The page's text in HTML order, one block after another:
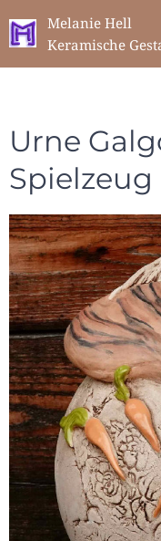
Keramische
Urne
Spielzeug